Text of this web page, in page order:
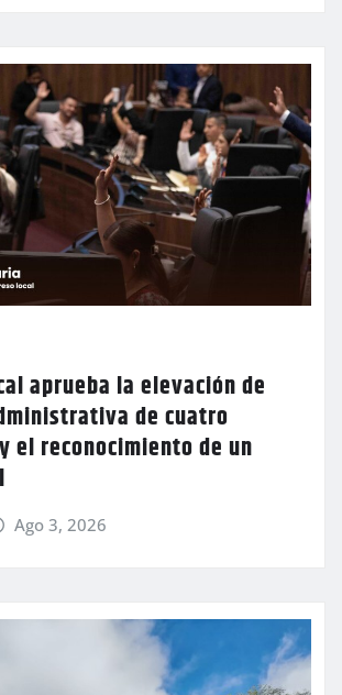
aprueba la elevación de
de cuatro
el reconocimiento de un
Ago 3, 2026